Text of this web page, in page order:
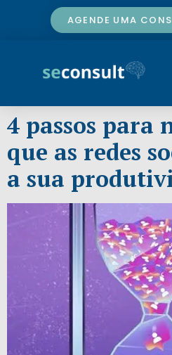
AGENDE UMA
4 passos para
que as redes
a sua